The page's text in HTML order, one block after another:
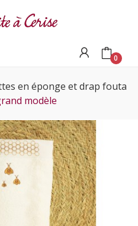
0
en éponge et drap fouta
modèle